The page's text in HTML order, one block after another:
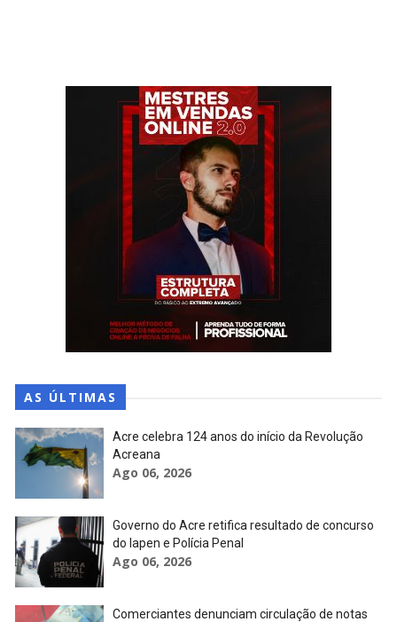
AS ÚLTIMAS
Acre celebra 124 anos do início da Revolução
Acreana
Ago 06, 2026
Governo do Acre retifica resultado de concurso
do Iapen e Polícia Penal
Ago 06, 2026
Comerciantes denunciam circulação de notas